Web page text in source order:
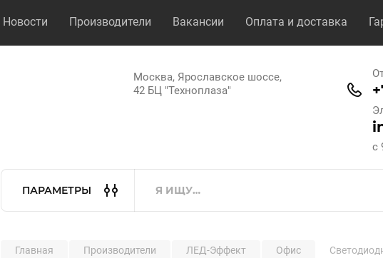
Новости Производители Вакансии Оплата и доставка
Москва, Ярославское шоссе,
42 БЦ "Техноплаза"
с
ПАРАМЕТРЫ
Главная Производители ЛЕД-Эффект Офис